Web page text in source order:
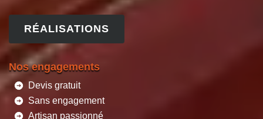
RÉALISATIONS
Nos engagements
Devis gratuit
Sans engagement
Artisan passionné